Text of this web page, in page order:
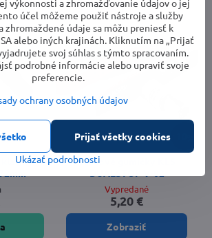
klátiky
brzdové gumičky KLS
Vypredané
5,20 €
Zobraziť
účel môžeme použiť nástroje a služby
zhromaždené údaje sa môžu preniesť k
alebo iných krajinách. Kliknutím na „Prijať
svoj súhlas s týmto spracovaním.
podrobné informácie alebo upraviť svoje
preferencie.
ochrany osobných údajov
Ukázať podrobnosti
Prijať všetky cookies